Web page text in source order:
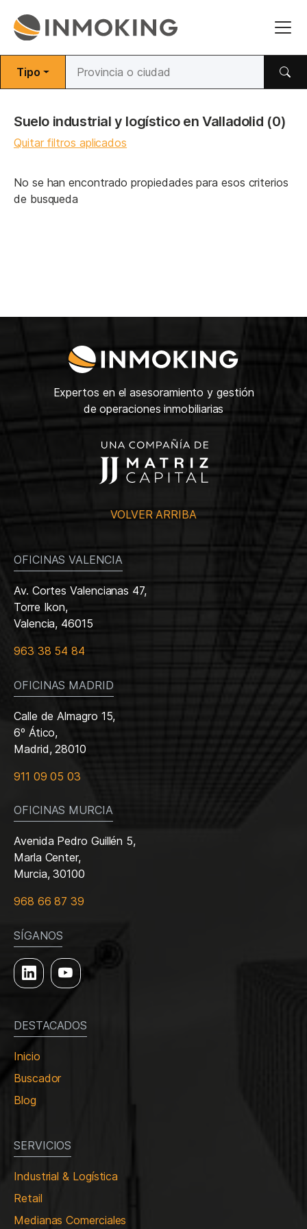
Tipo
Suelo industrial y logístico en Valladolid (0)
Quitar filtros aplicados
No se han encontrado propiedades para esos criterios
de busqueda
Expertos en el asesoramiento y gestión
de operaciones inmobiliarias
VOLVER ARRIBA
OFICINAS VALENCIA
Av. Cortes Valencianas 47,
Torre Ikon,
Valencia, 46015
963 38 54 84
OFICINAS MADRID
Calle de Almagro 15,
6º Ático,
Madrid, 28010
911 09 05 03
OFICINAS MURCIA
Avenida Pedro Guillén 5,
Marla Center,
Murcia, 30100
968 66 87 39
SÍGANOS
DESTACADOS
Inicio
Buscador
Blog
SERVICIOS
Industrial & Logística
Retail
Medianas Comerciales